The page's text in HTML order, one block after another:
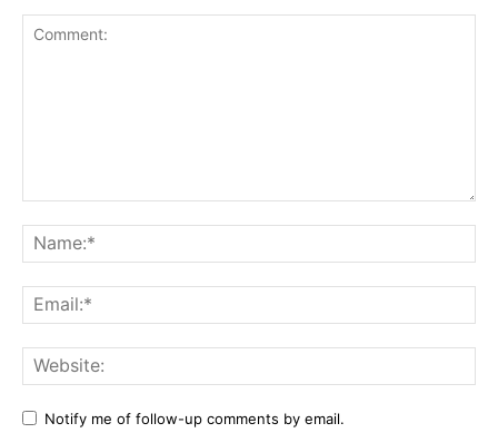
Notify me of follow-up comments by email.